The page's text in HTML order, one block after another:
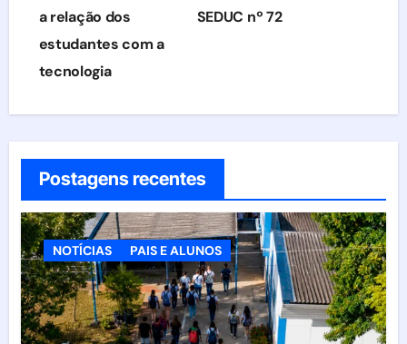
a relação dos
estudantes com a
tecnologia
SEDUC nº 72
Postagens recentes
NOTÍCIAS PAIS E ALUNOS